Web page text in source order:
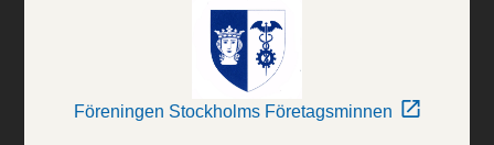
Föreningen Stockholms Företagsminnen